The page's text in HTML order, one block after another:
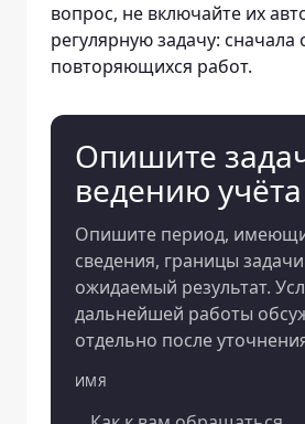
вопрос, не включайте их
регулярную задачу: сначала
повторяющихся работ.
Опишите
ведению учёта
Опишите период,
сведения, границы
ожидаемый результат.
дальнейшей работы
отдельно после
ИМЯ
Компания